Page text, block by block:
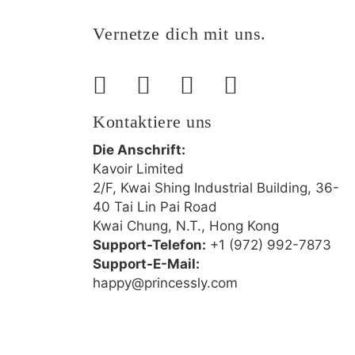
Vernetze dich mit uns.
Kontaktiere uns
Die Anschrift:
Kavoir Limited
2/F, Kwai Shing Industrial Building, 36-
40 Tai Lin Pai Road
Kwai Chung, N.T., Hong Kong
Support-Telefon: +1 (972) 992-7873
Support-E-Mail:
happy@princessly.com